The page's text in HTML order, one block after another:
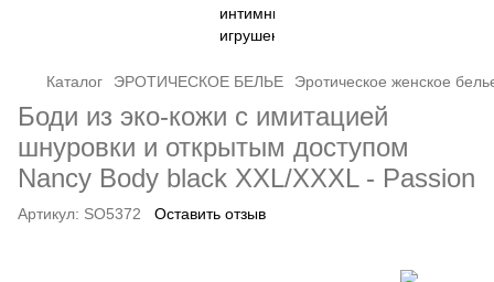
Каталог ЭРОТИЧЕСКОЕ БЕЛЬЕ Эротическое женское
Боди из эко-кожи с имитацией
шнуровки и открытым доступом
Nancy Body black XXL/XXXL - Passion
Артикул: SO5372 Оставить отзыв